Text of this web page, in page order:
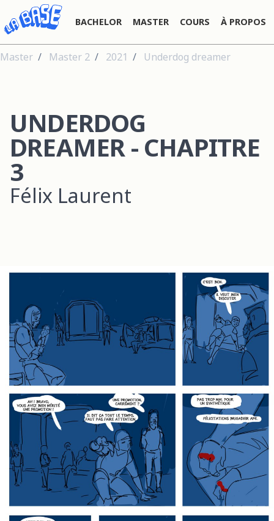
BACHELOR MASTER COURS À PROPOS
Master Master 2 2021 Underdog dreamer
UNDERDOG
DREAMER - CHAPITRE
3
Félix Laurent